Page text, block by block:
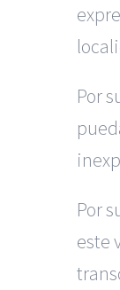
Por
Por
este